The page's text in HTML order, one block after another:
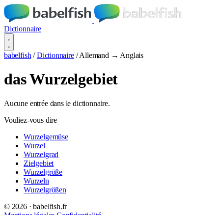
Dictionnaire
babelfish / Dictionnaire / Allemand → Anglais
das Wurzelgebiet
Aucune entrée dans le dictionnaire.
Vouliez-vous dire
Wurzelgemüse
Wurzel
Wurzelgrad
Zielgebiet
Wurzelgröße
Wurzeln
Wurzelgrößen
© 2026 · babelfish.fr